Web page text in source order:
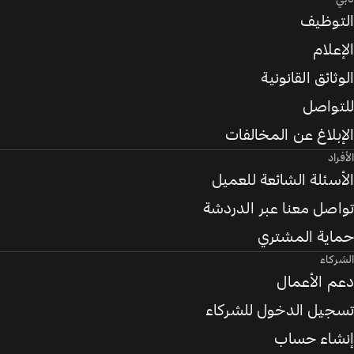
التوظيف
الإعلام
الوثائق القانونية
للتواصل
الإبلاغ عن المخالفات
الأفراد
الأسئلة الشائعة للعميل
تواصل معنا عبر الدردشة
حماية المشتري
الشركاء
دعم الأعمال
تسجيل الدخول للشركاء
إنشاء حساب